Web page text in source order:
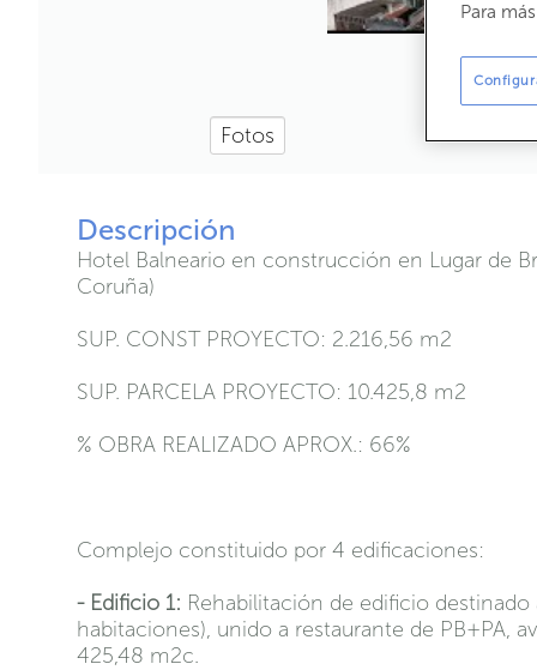
Fotos
Descripción
Hotel Balneario en construcción en Lugar de
Coruña)
SUP. CONST PROYECTO: 2.216,56 m2
SUP. PARCELA PROYECTO: 10.425,8 m2
% OBRA REALIZADO APROX.: 66%
Complejo constituido por 4 edificaciones:
- Edificio 1: Rehabilitación de edificio
habitaciones), unido a restaurante de PB+PA,
425,48 m2c.
Para